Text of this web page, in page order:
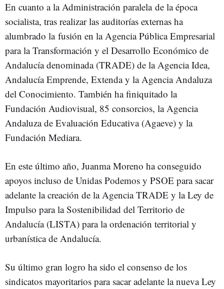
En cuanto a la Administración paralela de la época
socialista, tras realizar las auditorías externas ha
alumbrado la fusión en la Agencia Pública Empresarial
para la Transformación y el Desarrollo Económico de
Andalucía denominada (TRADE) de la Agencia Idea,
Andalucía Emprende, Extenda y la Agencia Andaluza
del Conocimiento. También ha finiquitado la
Fundación Audiovisual, 85 consorcios, la Agencia
Andaluza de Evaluación Educativa (Agaeve) y la
Fundación Mediara.
En este último año, Juanma Moreno ha conseguido
apoyos incluso de Unidas Podemos y PSOE para sacar
adelante lacreación de la Agencia TRADE y laLey de
Impulso para la Sostenibilidad del Territorio de
Andalucía (LISTA) parala ordenación territorial y
urbanística de Andalucía.
Su último gran logro ha sido el consenso de los
sindicatos mayoritarios para sacar adelante la nuevaLey